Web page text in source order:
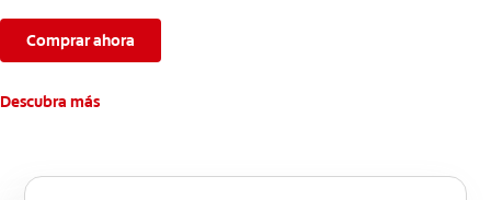
Comprar ahora
Descubra más